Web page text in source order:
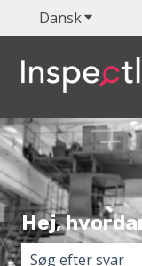
DanskVis
Hej,